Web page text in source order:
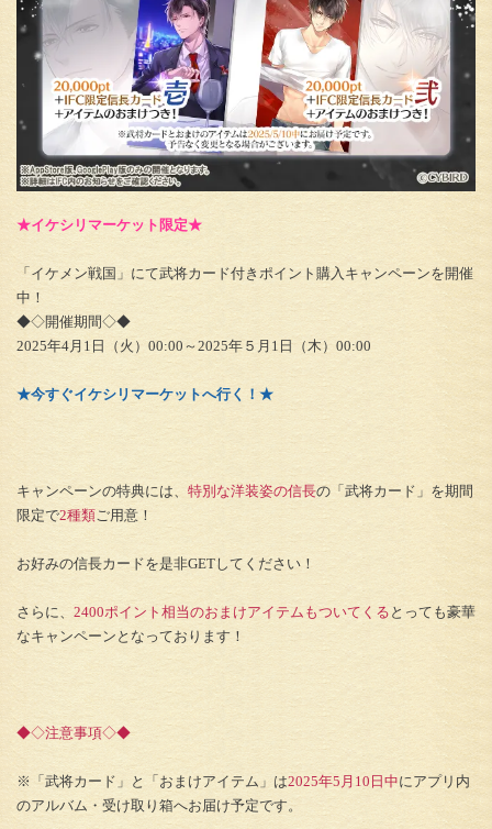
★イケシリマーケット限定★
「イケメン戦国」にて武将カード付きポイント購入キャンペーンを開催
中！
◆◇開催期間◇◆
2025年4月1日（火）00:00～2025年５月1日（木）00:00
★今すぐイケシリマーケットへ行く！★
キャンペーンの特典には、 特別な洋装姿の信長の「武将カード」を期間
限定で2種類ご用意！
お好みの信長カードを是非GETしてください！
さらに、 2400ポイント相当のおまけアイテムもついてくる とっても豪華
なキャンペーンとなっております！
◆◇注意事項◇◆
※「武将カード」と「おまけアイテム」は2025年5月10日中にアプリ内
のアルバム・受け取り箱へお届け予定です。